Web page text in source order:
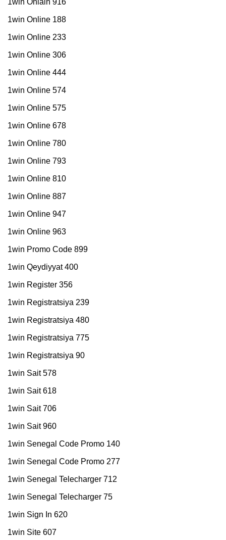
1win Onlain 916
1win Online 188
1win Online 233
1win Online 306
1win Online 444
1win Online 574
1win Online 575
1win Online 678
1win Online 780
1win Online 793
1win Online 810
1win Online 887
1win Online 947
1win Online 963
1win Promo Code 899
1win Qeydiyyat 400
1win Register 356
1win Registratsiya 239
1win Registratsiya 480
1win Registratsiya 775
1win Registratsiya 90
1win Sait 578
1win Sait 618
1win Sait 706
1win Sait 960
1win Senegal Code Promo 140
1win Senegal Code Promo 277
1win Senegal Telecharger 712
1win Senegal Telecharger 75
1win Sign In 620
1win Site 607